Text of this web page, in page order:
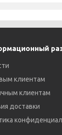
клиентам
клиентам
доставки